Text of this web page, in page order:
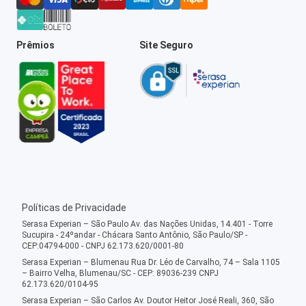
Prêmios Site Seguro
Políticas de Privacidade
Serasa Experian – São Paulo Av. das Nações Unidas, 14.401 - Torre
Sucupira - 24ºandar - Chácara Santo Antônio, São Paulo/SP -
CEP:04794-000 - CNPJ 62.173.620/0001-80
Serasa Experian – Blumenau Rua Dr. Léo de Carvalho, 74 – Sala 1105
– Bairro Velha, Blumenau/SC - CEP: 89036-239 CNPJ
62.173.620/0104-95
Serasa Experian – São Carlos Av. Doutor Heitor José Reali, 360, São